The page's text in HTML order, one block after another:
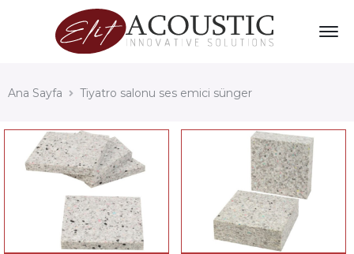
Ana Sayfa Tiyatro salonu ses emici sünger